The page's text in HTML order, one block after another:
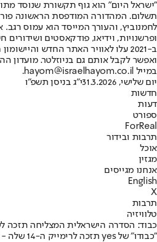
"ישראל היום" הוא גוף תקשורת שנוסד
ופרשנויות, וידיאו, פודקאסטים ושידורים
ב-2021 עלו לאוויר האתר החדש
ואפשר לקבל אותם גם בניוזלטר. מועדון
במייל hayom@israelhayom.co.il.
יום שלישי, 31.3.2026
י"ג בניסן תשפ"ו
חדשות
דעות
ספורט
ForReal
תרבות ובידור
אוכל
מגזין
אנחנו מגייסים
English
X
תרבות
טלוויזיה
כבוד: הסדרה הישראלית המצליחה תזכה
"כבודו" של yes תזכה לרימייק ה-14 שלה - הפעם בדרום אמריקה • מי שמככב בסדרה האמריקנית הוא בריאן קרנסטון, כוכב "שובר שורות"